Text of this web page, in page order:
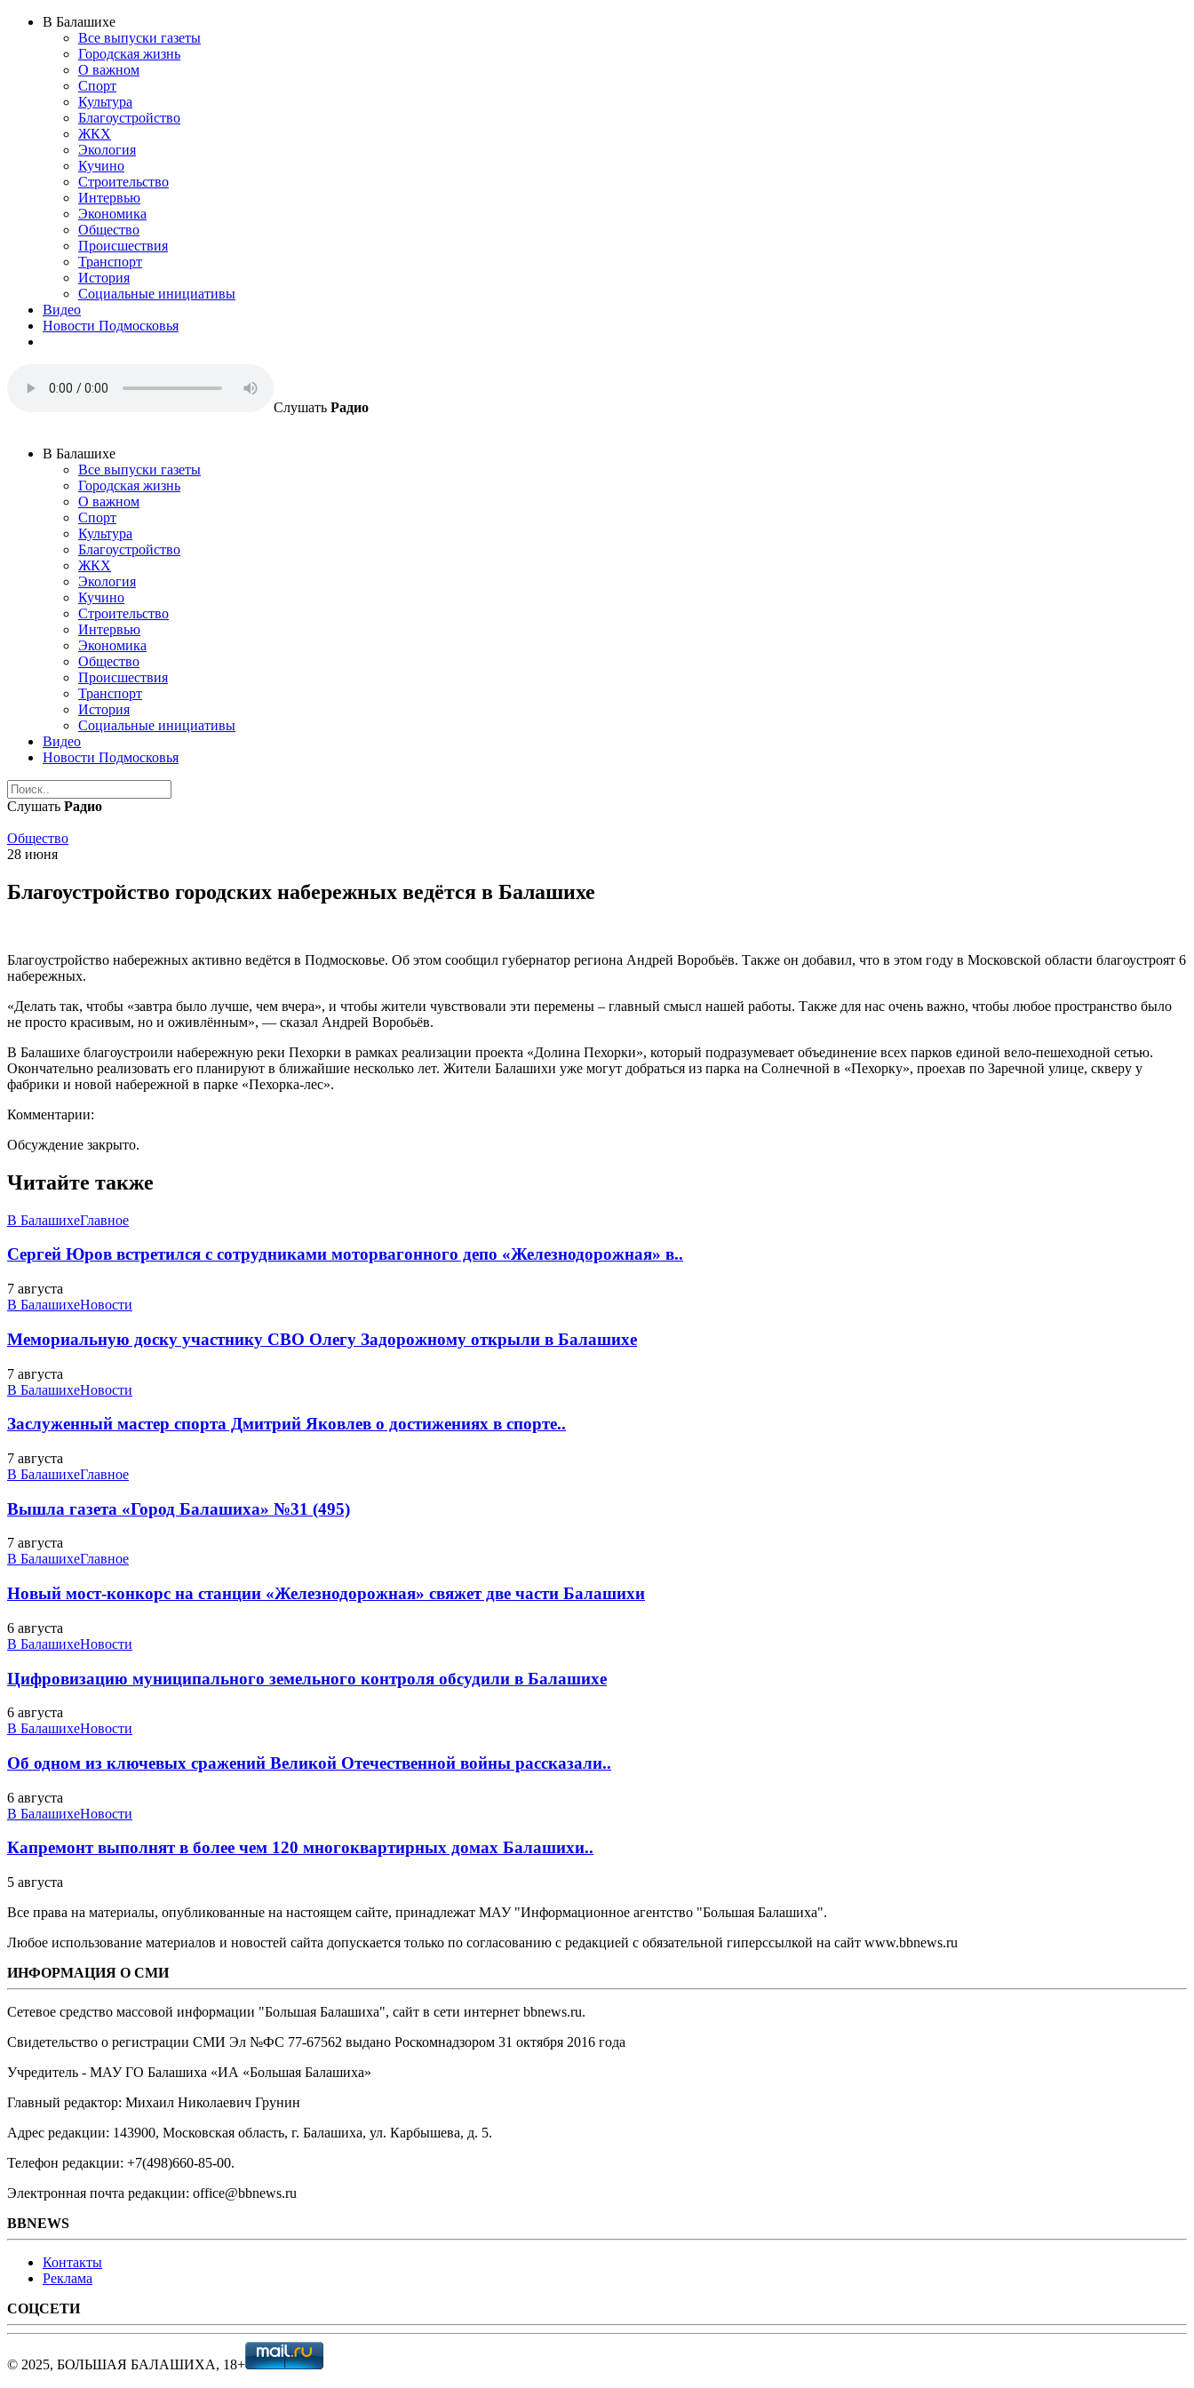
В Балашихе
Все выпуски газеты
Городская жизнь
О важном
Спорт
Культура
Благоустройство
ЖКХ
Экология
Кучино
Строительство
Интервью
Экономика
Общество
Происшествия
Транспорт
История
Социальные инициативы
Видео
Новости Подмосковья
Слушать Радио
В Балашихе
Все выпуски газеты
Городская жизнь
О важном
Спорт
Культура
Благоустройство
ЖКХ
Экология
Кучино
Строительство
Интервью
Экономика
Общество
Происшествия
Транспорт
История
Социальные инициативы
Видео
Новости Подмосковья
Слушать Радио
Общество
28 июня
Благоустройство городских набережных ведётся в Балашихе
Благоустройство набережных активно ведётся в Подмосковье. Об этом сообщил губернатор региона Андрей Воробьёв. Также он добавил, что в этом году в Московской области благоустроят 6
набережных.
«Делать так, чтобы «завтра было лучше, чем вчера», и чтобы жители чувствовали эти перемены – главный смысл нашей работы. Также для нас очень важно, чтобы любое пространство было
не просто красивым, но и оживлённым», — сказал Андрей Воробьёв.
В Балашихе благоустроили набережную реки Пехорки в рамках реализации проекта «Долина Пехорки», который подразумевает объединение всех парков единой вело-пешеходной сетью.
Окончательно реализовать его планируют в ближайшие несколько лет. Жители Балашихи уже могут добраться из парка на Солнечной в «Пехорку», проехав по Заречной улице, скверу у
фабрики и новой набережной в парке «Пехорка-лес».
Комментарии:
Обсуждение закрыто.
Читайте также
В БалашихеГлавное
Сергей Юров встретился с сотрудниками моторвагонного депо «Железнодорожная» в..
7 августа
В БалашихеНовости
Мемориальную доску участнику СВО Олегу Задорожному открыли в Балашихе
7 августа
В БалашихеНовости
Заслуженный мастер спорта Дмитрий Яковлев о достижениях в спорте..
7 августа
В БалашихеГлавное
Вышла газета «Город Балашиха» №31 (495)
7 августа
В БалашихеГлавное
Новый мост-конкорс на станции «Железнодорожная» свяжет две части Балашихи
6 августа
В БалашихеНовости
Цифровизацию муниципального земельного контроля обсудили в Балашихе
6 августа
В БалашихеНовости
Об одном из ключевых сражений Великой Отечественной войны рассказали..
6 августа
В БалашихеНовости
Капремонт выполнят в более чем 120 многоквартирных домах Балашихи..
5 августа
Все права на материалы, опубликованные на настоящем сайте, принадлежат МАУ "Информационное агентство "Большая Балашиха".
Любое использование материалов и новостей сайта допускается только по согласованию с редакцией с обязательной гиперссылкой на сайт www.bbnews.ru
ИНФОРМАЦИЯ О СМИ
Сетевое средство массовой информации "Большая Балашиха", сайт в сети интернет bbnews.ru.
Свидетельство о регистрации СМИ Эл №ФС ‎77-67562 выдано Роскомнадзором 31 октября 2016 года
Учредитель - МАУ ГО Балашиха «ИА «Большая Балашиха»
Главный редактор: Михаил Николаевич Грунин
Адрес редакции: 143900, Московская область, г. Балашиха, ул. Карбышева, д. 5.
Телефон редакции: +7(498)660-85-00.
Электронная почта редакции: office@bbnews.ru
BBNEWS
Контакты
Реклама
СОЦСЕТИ
© 2025, БОЛЬШАЯ БАЛАШИХА, 18+